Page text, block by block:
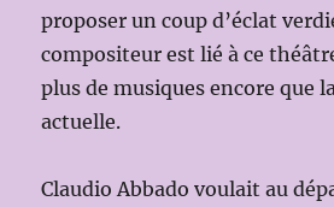
proposer un coup d’éclat
compositeur est lié à ce
plus de musiques encore que
actuelle.
Claudio Abbado voulait au